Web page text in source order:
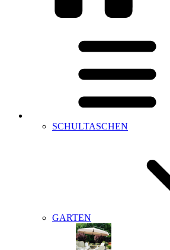
SCHULTASCHEN
GARTEN